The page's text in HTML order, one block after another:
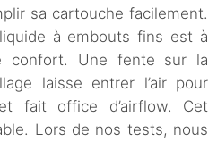
sa cartouche facilement.
liquide à embouts fins est à
confort. Une fente sur la
laisse entrer l’air pour
fait office d’airflow. Cet
Lors de nos tests, nous